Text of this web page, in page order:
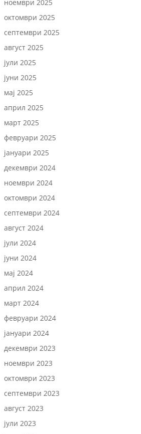
ноември 2025
октомври 2025
септември 2025
август 2025
јули 2025
јуни 2025
мај 2025
април 2025
март 2025
февруари 2025
јануари 2025
декември 2024
ноември 2024
октомври 2024
септември 2024
август 2024
јули 2024
јуни 2024
мај 2024
април 2024
март 2024
февруари 2024
јануари 2024
декември 2023
ноември 2023
октомври 2023
септември 2023
август 2023
јули 2023